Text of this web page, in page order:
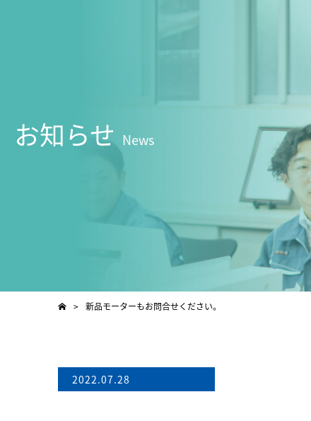
お知らせ News
> 新品モーターもお問合せください。
2022.07.28